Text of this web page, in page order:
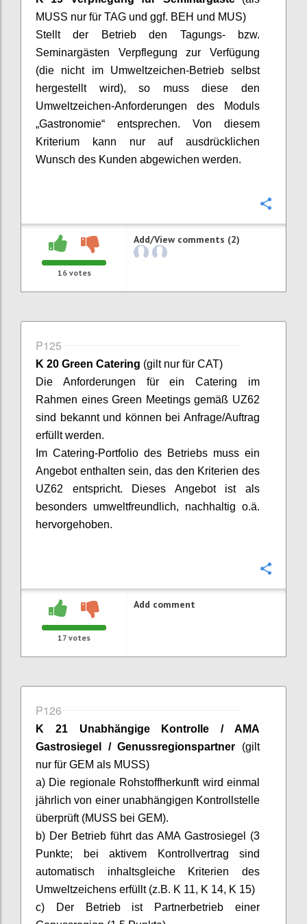
MUSS nur für TAG und ggf. BEH und MUS)
Stellt der Betrieb den Tagungs- bzw.
Seminargästen Verpflegung zur Verfügung
(die nicht im Umweltzeichen-Betrieb selbst
hergestellt wird), so muss diese den
Umweltzeichen-Anforderungen des Moduls
„Gastronomie“ entsprechen. Von diesem
Kriterium kann nur auf ausdrücklichen
Wunsch des Kunden abgewichen werden.
16votes
Add/View comments (2)
P125
K 20 Green Catering (gilt nur für CAT)
Die Anforderungen für ein Catering im
Rahmen eines Green Meetings gemäß UZ62
sind bekannt und können bei Anfrage/Auftrag
erfüllt werden.
Im Catering-Portfolio des Betriebs muss ein
Angebot enthalten sein, das den Kriterien des
UZ62 entspricht. Dieses Angebot ist als
besonders umweltfreundlich, nachhaltig o.ä.
hervorgehoben.
17 votes
Add comment
P126
K 21 Unabhängige Kontrolle / AMA
Gastrosiegel
/ Genussregionspartner (gilt
nur für GEM als MUSS)
a) Die regionale Rohstoffherkunft wird einmal
jährlich von einer unabhängigen Kontrollstelle
überprüft (MUSS bei GEM).
b) Der Betrieb führt das AMA Gastrosiegel
(3
Punkte; bei aktivem Kontrollvertrag sind
automatisch inhaltsgleiche Kriterien des
Umweltzeichens erfüllt (z.B. K 11, K 14, K 15)
c) Der Betrieb ist Partnerbetrieb einer